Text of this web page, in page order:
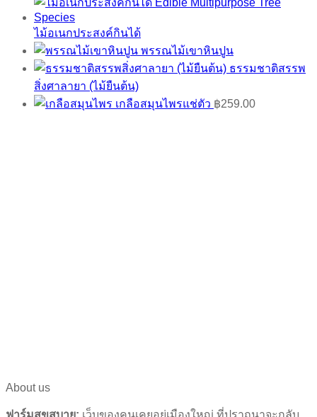
ไม้อเนกประสงค์กินได้
พรรณไม้เขาหินปูน
ธรรมชาติสรรพ
สิ่งศาลายา (ไม้ยืนต้น)
เกลือสมุนไพรแช่ตัว ฿259.00
About us
ฟาร์มสุขสบาย: เว็บของคนเคยอยู่เมืองใหญ่ ที่ปราถนาจะกลับ